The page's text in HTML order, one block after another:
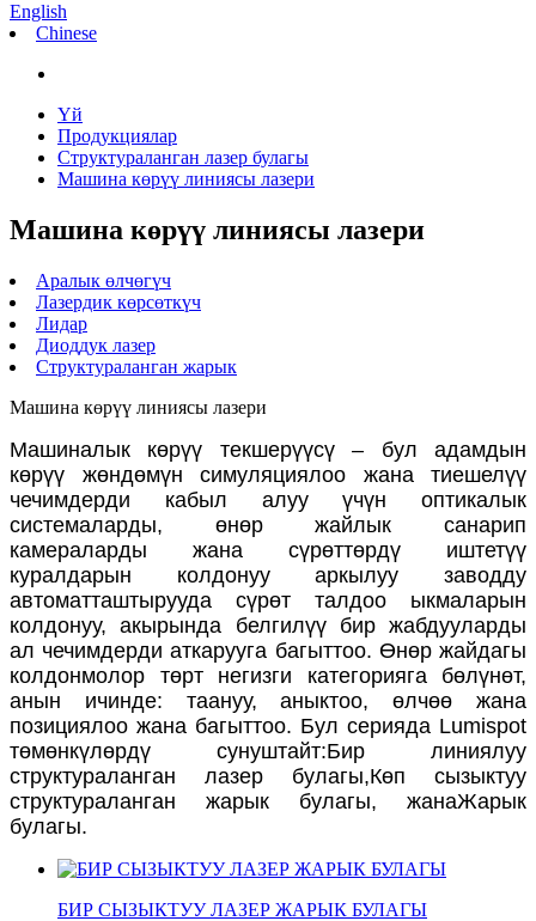
English
Chinese
Үй
Продукциялар
Структураланган лазер булагы
Машина көрүү линиясы лазери
Машина көрүү линиясы лазери
Аралык өлчөгүч
Лазердик көрсөткүч
Лидар
Диоддук лазер
Структураланган жарык
Машина көрүү линиясы лазери
Машиналык көрүү текшерүүсү – бул адамдын
көрүү жөндөмүн симуляциялоо жана тиешелүү
чечимдерди кабыл алуу үчүн оптикалык
системаларды, өнөр жайлык санарип
камераларды жана сүрөттөрдү иштетүү
куралдарын колдонуу аркылуу заводду
автоматташтырууда сүрөт талдоо ыкмаларын
колдонуу, акырында белгилүү бир жабдууларды
ал чечимдерди аткарууга багыттоо. Өнөр жайдагы
колдонмолор төрт негизги категорияга бөлүнөт,
анын ичинде: таануу, аныктоо, өлчөө жана
позициялоо жана багыттоо. Бул серияда Lumispot
төмөнкүлөрдү сунуштайт:Бир линиялуу
структураланган лазер булагы,Көп сызыктуу
структураланган жарык булагы, жанаЖарык
булагы.
БИР СЫЗЫКТУУ ЛАЗЕР ЖАРЫК БУЛАГЫ